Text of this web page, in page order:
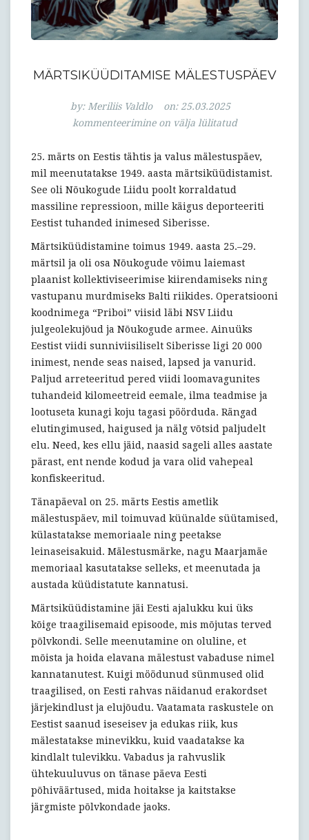
MÄRTSIKÜÜDITAMISE MÄLESTUSPÄEV
by: Meriliis Valdlo on: 25.03.2025
kommenteerimine on välja lülitatud
25. märts on Eestis tähtis ja valus mälestuspäev,
mil meenutatakse 1949. aasta märtsiküüdistamist.
See oli Nõukogude Liidu poolt korraldatud
massiline repressioon, mille käigus deporteeriti
Eestist tuhanded inimesed Siberisse.
Märtsiküüdistamine toimus 1949. aasta 25.–29.
märtsil ja oli osa Nõukogude võimu laiemast
plaanist kollektiviseerimise kiirendamiseks ning
vastupanu murdmiseks Balti riikides. Operatsiooni
koodnimega “Priboi” viisid läbi NSV Liidu
julgeolekujõud ja Nõukogude armee. Ainuüks
Eestist viidi sunniviisiliselt Siberisse ligi 20 000
inimest, nende seas naised, lapsed ja vanurid.
Paljud arreteeritud pered viidi loomavagunites
tuhandeid kilomeetreid eemale, ilma teadmise ja
lootuseta kunagi koju tagasi pöörduda. Rängad
elutingimused, haigused ja nälg võtsid paljudelt
elu. Need, kes ellu jäid, naasid sageli alles aastate
pärast, ent nende kodud ja vara olid vahepeal
konfiskeeritud.
Tänapäeval on 25. märts Eestis ametlik
mälestuspäev, mil toimuvad küünalde süütamised,
külastatakse memoriaale ning peetakse
leinaseisakuid. Mälestusmärke, nagu Maarjamäe
memoriaal kasutatakse selleks, et meenutada ja
austada küüdistatute kannatusi.
Märtsiküüdistamine jäi Eesti ajalukku kui üks
kõige traagilisemaid episoode, mis mõjutas terved
põlvkondi. Selle meenutamine on oluline, et
mõista ja hoida elavana mälestust vabaduse nimel
kannatanutest. Kuigi möödunud sünmused olid
traagilised, on Eesti rahvas näidanud erakordset
järjekindlust ja elujõudu. Vaatamata raskustele on
Eestist saanud iseseisev ja edukas riik, kus
mälestatakse minevikku, kuid vaadatakse ka
kindlalt tulevikku. Vabadus ja rahvuslik
ühtekuuluvus on tänase päeva Eesti
põhiväärtused, mida hoitakse ja kaitstakse
järgmiste põlvkondade jaoks.